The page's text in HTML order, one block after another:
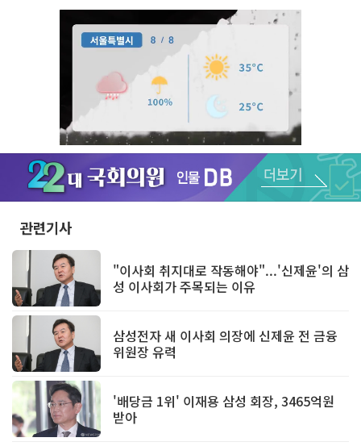
Unmute
관련기사
"이사회 취지대로 작동해야"...'신제윤'의 삼
성 이사회가 주목되는 이유
삼성전자 새 이사회 의장에 신제윤 전 금융
위원장 유력
'배당금 1위' 이재용 삼성 회장, 3465억원
받아